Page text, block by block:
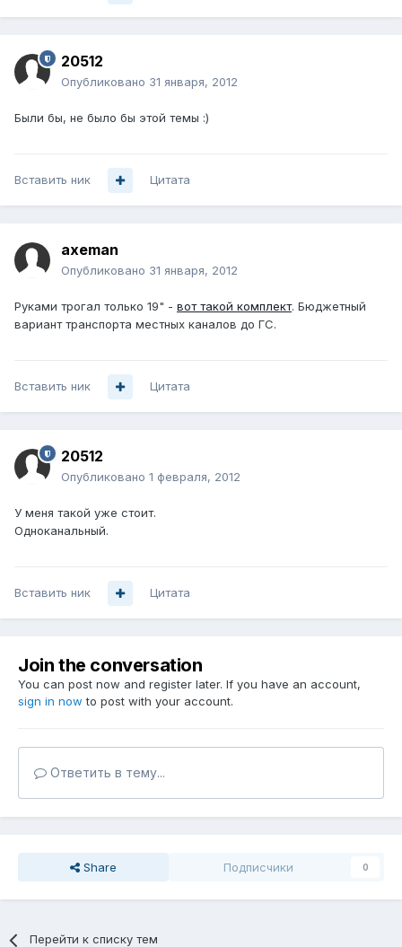
20512
Опубликовано 31 января, 2012
Были бы, не было бы этой темы :)
Вставить ник Цитата
axeman
Опубликовано 31 января, 2012
Руками трогал только 19" - вот такой комплект. Бюджетный
вариант транспорта местных каналов до ГС.
Вставить ник Цитата
20512
Опубликовано 1 февраля, 2012
У меня такой уже стоит.
Одноканальный.
Вставить ник Цитата
Join the conversation
You can post now and register later. If you have an account,
sign in now to post with your account.
Ответить в тему...
Share Подписчики 0
Перейти к списку тем